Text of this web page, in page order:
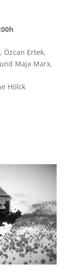
Özcan Ertek,
Maja Marx,
Hölck